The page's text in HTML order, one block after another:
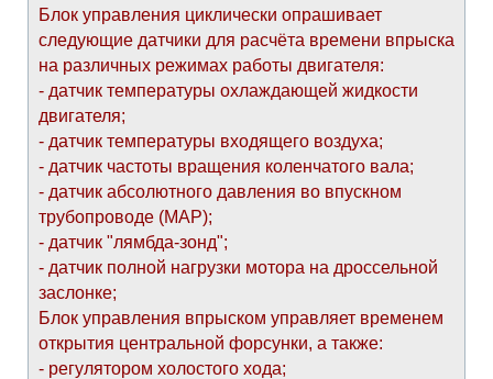
Блок управления циклически опрашивает
следующие датчики для расчёта времени впрыска
на различных режимах работы двигателя:
- датчик температуры охлаждающей жидкости
двигателя;
- датчик температуры входящего воздуха;
- датчик частоты вращения коленчатого вала;
- датчик абсолютного давления во впускном
трубопроводе (МАР);
- датчик "лямбда-зонд";
- датчик полной нагрузки мотора на дроссельной
заслонке;
Блок управления впрыском управляет временем
открытия центральной форсунки, а также:
- регулятором холостого хода;